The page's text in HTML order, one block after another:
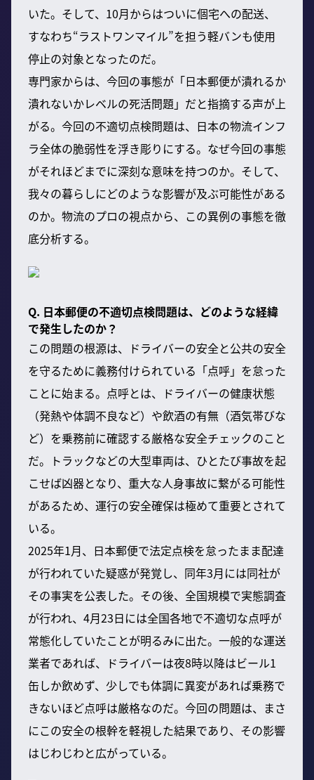
いた。そして、10月からはついに個宅への配送、
すなわち“ラストワンマイル”を担う軽バンも使用
停止の対象となったのだ。
専門家からは、今回の事態が「日本郵便が潰れるか
潰れないかレベルの死活問題」だと指摘する声が上
がる。今回の不適切点検問題は、日本の物流インフ
ラ全体の脆弱性を浮き彫りにする。なぜ今回の事態
がそれほどまでに深刻な意味を持つのか。そして、
我々の暮らしにどのような影響が及ぶ可能性がある
のか。物流のプロの視点から、この異例の事態を徹
底分析する。
Q. 日本郵便の不適切点検問題は、どのような経緯
で発生したのか？
この問題の根源は、ドライバーの安全と公共の安全
を守るために義務付けられている「点呼」を怠った
ことに始まる。点呼とは、ドライバーの健康状態
（発熱や体調不良など）や飲酒の有無（酒気帯びな
ど）を乗務前に確認する厳格な安全チェックのこと
だ。トラックなどの大型車両は、ひとたび事故を起
こせば凶器となり、重大な人身事故に繋がる可能性
があるため、運行の安全確保は極めて重要とされて
いる。
2025年1月、日本郵便で法定点検を怠ったまま配達
が行われていた疑惑が発覚し、同年3月には同社が
その事実を公表した。その後、全国規模で実態調査
が行われ、4月23日には全国各地で不適切な点呼が
常態化していたことが明るみに出た。一般的な運送
業者であれば、ドライバーは夜8時以降はビール1
缶しか飲めず、少しでも体調に異変があれば乗務で
きないほど点呼は厳格なのだ。今回の問題は、まさ
にこの安全の根幹を軽視した結果であり、その影響
はじわじわと広がっている。